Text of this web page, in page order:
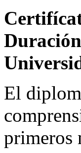
El
primeros